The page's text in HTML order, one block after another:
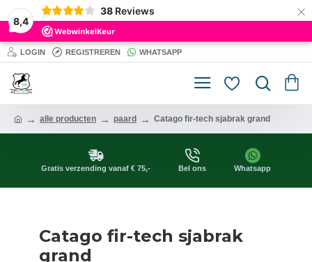
8,4
38 Reviews ×
LOGIN REGISTREREN WHATSAPP
alle producten paard Catago fir-tech sjabrak grand
Gratis verzending vanaf € 75,- Bel ons Whatsapp
Catago fir-tech sjabrak
grand